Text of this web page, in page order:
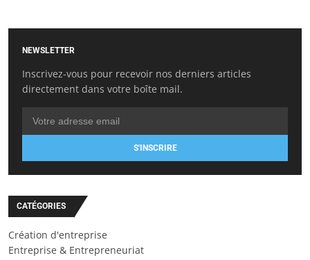
NEWSLETTER
Inscrivez-vous pour recevoir nos derniers articles
directement dans votre boîte mail.
S'INSCRIRE
CATÉGORIES
Création d'entreprise
Entreprise & Entrepreneuriat